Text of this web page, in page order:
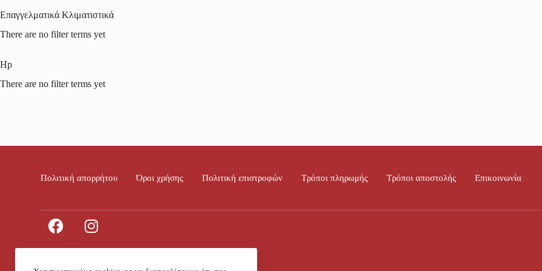
Επαγγελματικά Κλιματιστικά
There are no filter terms yet
Hp
There are no filter terms yet
Πολιτική απορρήτου Όροι χρήσης Πολιτική επιστροφών Τρόποι πληρωμής Τρόποι αποστολής Επικοινωνία